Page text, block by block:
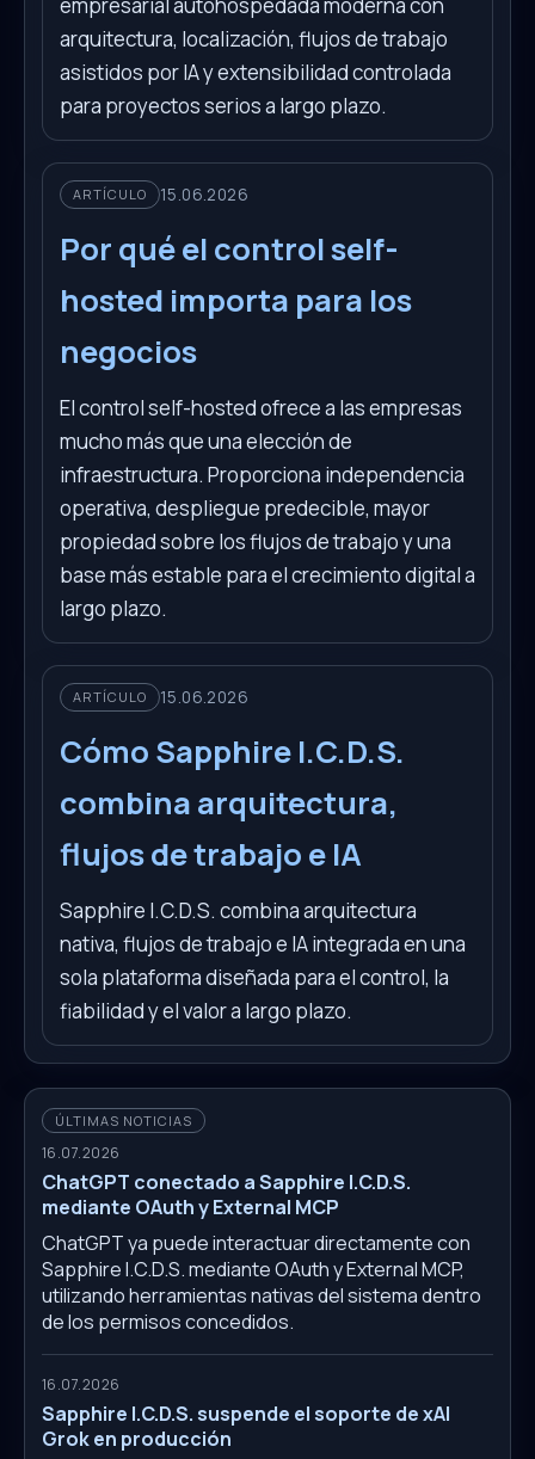
arquitectura, localización, flujos de trabajo
asistidos por IA y extensibilidad controlada
para proyectos serios a largo plazo.
ARTÍCULO 15.06.2026
Por qué el control self-
hosted importa para los
negocios
El control self-hosted ofrece a las empresas
mucho más que una elección de
infraestructura. Proporciona independencia
operativa, despliegue predecible, mayor
propiedad sobre los flujos de trabajo y una
base más estable para el crecimiento digital a
largo plazo.
ARTÍCULO 15.06.2026
Cómo Sapphire I.C.D.S.
combina arquitectura,
flujos de trabajo e IA
Sapphire I.C.D.S. combina arquitectura
nativa, flujos de trabajo e IA integrada en una
sola plataforma diseñada para el control, la
fiabilidad y el valor a largo plazo.
ÚLTIMAS NOTICIAS
16.07.2026
ChatGPT conectado a Sapphire I.C.D.S.
mediante OAuth y External MCP
ChatGPT ya puede interactuar directamente con
Sapphire I.C.D.S. mediante OAuth y External MCP,
utilizando herramientas nativas del sistema dentro
de los permisos concedidos.
16.07.2026
Sapphire I.C.D.S. suspende el soporte de xAI
Grok en producción